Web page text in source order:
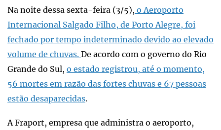
Na noite dessa sexta-feira (3/5), o Aeroporto
Internacional Salgado Filho, de Porto Alegre, foi
fechado por tempo indeterminado devido ao elevado
volume de chuvas. De acordo com o governo do Rio
Grande do Sul, o estado registrou, até o momento,
56 mortes em razão das fortes chuvas e 67 pessoas
estão desaparecidas.
A Fraport, empresa que administra o aeroporto,